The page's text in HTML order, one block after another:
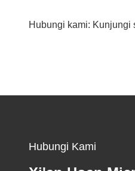
Hubungi kami: Kunjungi
Hubungi Kami